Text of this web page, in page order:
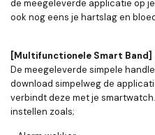
de meegeleverde applicatie op
ook nog eens je hartslag en
[Multifunctionele Smart Band]
De meegeleverde simpele
download simpelweg de
verbindt deze met je
instellen zoals;